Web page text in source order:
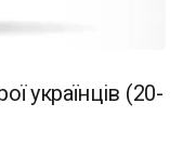
українців (20-